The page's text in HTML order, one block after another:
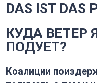
DAS IST DAS
КУДА ВЕТЕР
ПОДУЕТ?
Коалиции